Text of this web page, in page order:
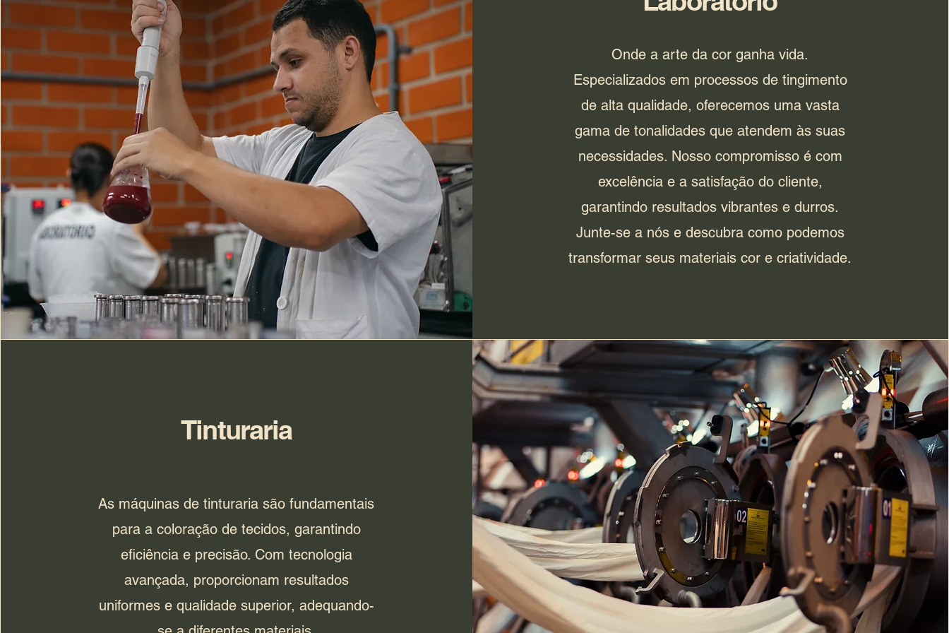
Onde a arte da cor ganha vida.
Especializados em processos de tingimento
de alta qualidade, oferecemos uma vasta
gama de tonalidades que atendem às suas
necessidades. Nosso compromisso é com
excelência e a satisfação do cliente,
garantindo resultados vibrantes e durros.
Junte-se a nós e descubra como podemos
transformar seus materiais cor e criatividade.
Tinturaria
As máquinas de tinturaria são fundamentais
para a coloração de tecidos, garantindo
eficiência e precisão. Com tecnologia
avançada, proporcionam resultados
uniformes e qualidade superior, adequando-